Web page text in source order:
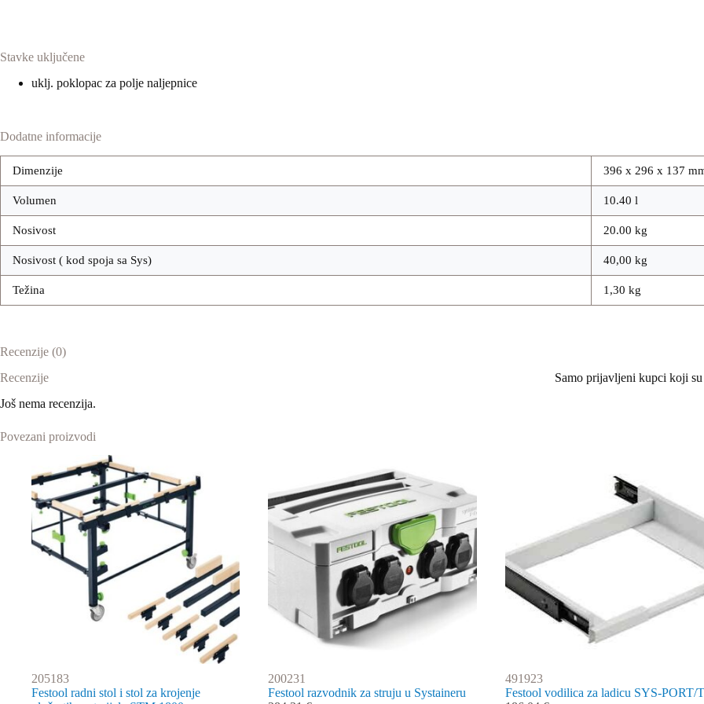
Stavke uključene
uklj. poklopac za polje naljepnice
Dodatne informacije
Dimenzije 396 x 296 x 137
Volumen 10.40 l
Nosivost 20.00 kg
Nosivost ( kod spoja sa Sys) 40,00 kg
Težina 1,30 kg
Recenzije (0)
Recenzije
Još nema recenzija.
Samo prijavljeni kupci koji
Povezani proizvodi
205183
Festool radni stol i stol za krojenje
200231
Festool razvodnik za struju u Systaineru
491923
Festool vodilica za ladicu SYS-PORT/